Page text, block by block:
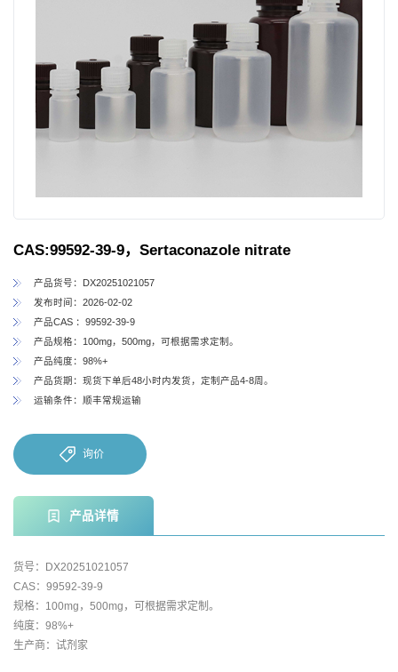
CAS:99592-39-9，Sertaconazole nitrate
产品货号：DX20251021057
发布时间：2026-02-02
产品CAS ：99592-39-9
产品规格：100mg，500mg，可根据需求定制。
产品纯度：98%+
产品货期：现货下单后48小时内发货，定制产品4-8周。
运输条件：顺丰常规运输
询价
产品详情
货号：DX20251021057
CAS：99592-39-9
规格：100mg，500mg，可根据需求定制。
纯度：98%+
生产商：试剂家